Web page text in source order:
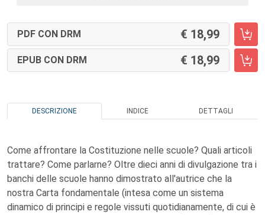
PDF CON DRM 18,99
EPUB CON DRM 18,99
DESCRIZIONE INDICE DETTAGLI
Come affrontare la Costituzione nelle scuole? Quali articoli
trattare? Come parlarne? Oltre dieci anni di divulgazione tra i
banchi delle scuole hanno dimostrato all'autrice che la
nostra Carta fondamentale (intesa come un sistema
dinamico di principi e regole vissuti quotidianamente, di cui è